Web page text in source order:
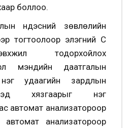
боллоо.
үндэсний зөвлөлийн
тогтоолоор элэгний С
тодорхойлох
мэндийн даатгалын
удаагийн зардлын
хязгаарыг нэг
автомат анализатороор
автомат анализатороор